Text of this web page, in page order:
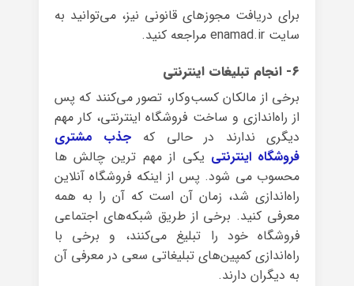
برای دریافت مجوزهای قانونی نیز، می‌توانید به
سایت enamad.ir مراجعه کنید.
۶- انجام تبلیغات اینترنتی
برخی از مالکان کسب‌وکار، تصور می‌کنند که پس
از راه‌اندازی و ساخت فروشگاه اینترنتی، کار مهم
دیگری ندارند در حالی که جذب مشتری
فروشگاه اینترنتی یکی از مهم ترین چالش ها
محسوب می شود. پس از اینکه فروشگاه آنلاین
راه‌اندازی شد، زمان آن است که آن را به همه
معرفی کنید. برخی از طریق شبکه‌های اجتماعی
فروشگاه خود را تبلیغ می‌کنند، و برخی با
راه‌اندازی کمپین‌های تبلیغاتی سعی در معرفی آن
به دیگران دارند.